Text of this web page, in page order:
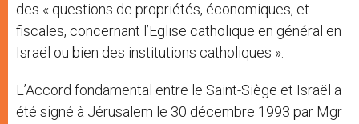
des « questions de propriétés, économiques, et
fiscales, concernant l’Eglise catholique en général en
Israël ou bien des institutions catholiques ».
L’Accord fondamental entre le Saint-Siège et Israël a
été signé à Jérusalem le 30 décembre 1993 par Mgr